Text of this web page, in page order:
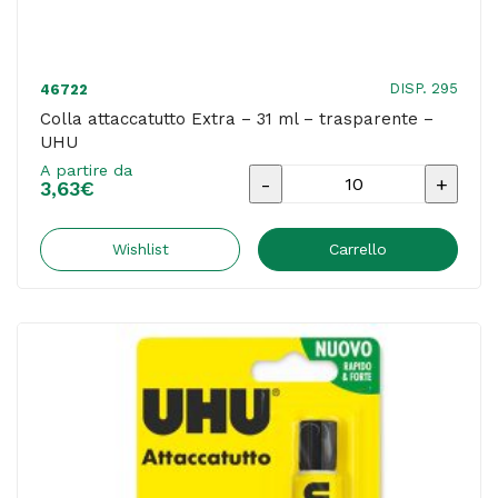
46722 DISP. 295
Colla attaccatutto Extra – 31 ml – trasparente –
UHU
A partire da
3,63€
Colla
Extra
ml
-
trasparente
-
UHU
Wishlist Carrello